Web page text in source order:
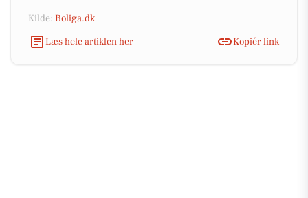
Kilde: Boliga.dk
Læs hele artiklen her
Kopiér link